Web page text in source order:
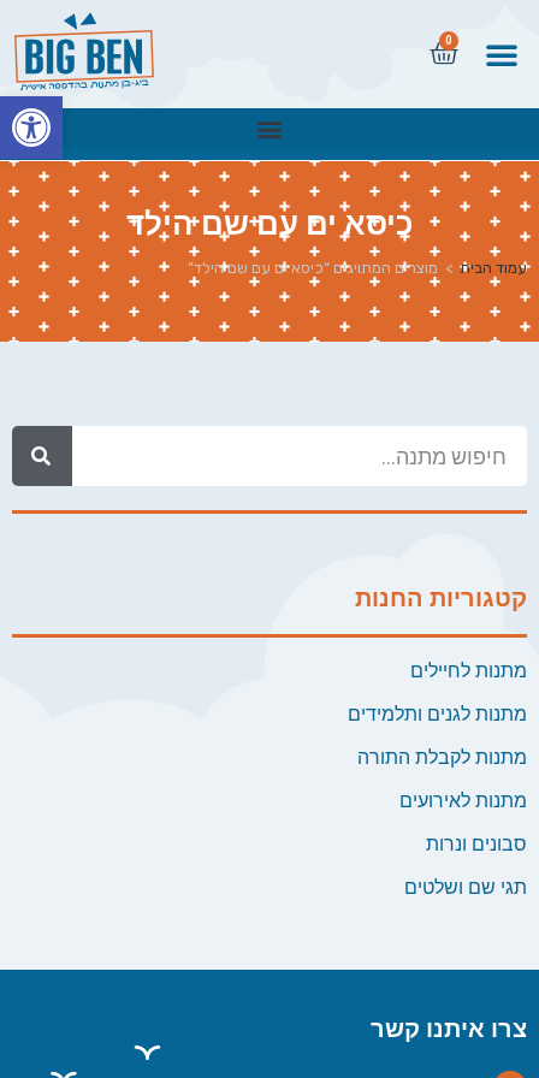
0
כיסא ים עם שם הילד
עמוד הבית > מוצרים המתויגים “כיסא ים עם שם הילד”
קטגוריות החנות
מתנות לחיילים
מתנות לגנים ותלמידים
מתנות לקבלת התורה
מתנות לאירועים
סבונים ונרות
תגי שם ושלטים
צרו איתנו קשר